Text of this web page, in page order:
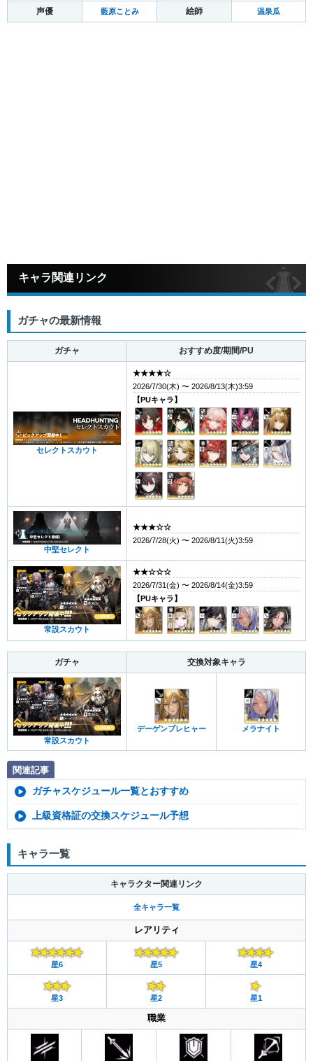
声優 藍原ことみ 絵師 温泉瓜
キャラ関連リンク
ガチャの最新情報
ガチャ おすすめ度/期間/PU
セレクトスカウト
★★★★☆
2026/7/30(木) 〜 2026/8/13(木)3:59
【PUキャラ】
中堅セレクト
★★★☆☆
2026/7/28(火) 〜 2026/8/11(火)3:59
常設スカウト
★★☆☆☆
2026/7/31(金) 〜 2026/8/14(金)3:59
【PUキャラ】
ガチャ 交換対象キャラ
常設スカウト
デーゲンブレヒャー メラナイト
関連記事
ガチャスケジュール一覧とおすすめ
上級資格証の交換スケジュール予想
キャラ一覧
キャラクター関連リンク
全キャラ一覧
レアリティ
星6 星5 星4
星3 星2 星1
職業